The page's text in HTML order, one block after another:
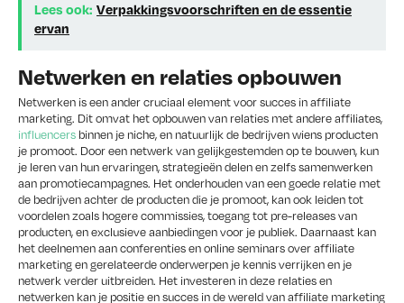
Lees ook: Verpakkingsvoorschriften en de essentie
ervan
Netwerken en relaties opbouwen
Netwerken is een ander cruciaal element voor succes in affiliate
marketing. Dit omvat het opbouwen van relaties met andere affiliates,
influencers binnen je niche, en natuurlijk de bedrijven wiens producten
je promoot. Door een netwerk van gelijkgestemden op te bouwen, kun
je leren van hun ervaringen, strategieën delen en zelfs samenwerken
aan promotiecampagnes. Het onderhouden van een goede relatie met
de bedrijven achter de producten die je promoot, kan ook leiden tot
voordelen zoals hogere commissies, toegang tot pre-releases van
producten, en exclusieve aanbiedingen voor je publiek. Daarnaast kan
het deelnemen aan conferenties en online seminars over affiliate
marketing en gerelateerde onderwerpen je kennis verrijken en je
netwerk verder uitbreiden. Het investeren in deze relaties en
netwerken kan je positie en succes in de wereld van affiliate marketing